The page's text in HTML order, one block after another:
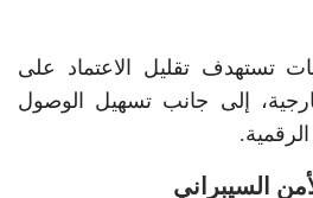
تستهدف تقليل الاعتماد على
إلى جانب تسهيل الوصول
السيبراني